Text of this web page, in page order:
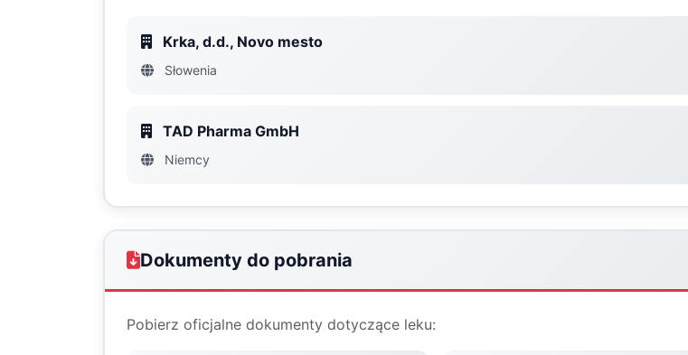
Krka, d.d., Novo mesto
Słowenia
TAD Pharma GmbH
Niemcy
Dokumenty do pobrania
Pobierz oficjalne dokumenty dotyczące leku: